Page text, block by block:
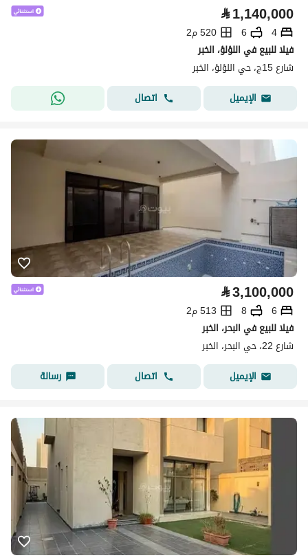
⃁1,140,000
4
6
520 م2
فيلا للبيع في اللؤلؤ، الخبر
شارع 15ج، حي اللؤلؤ، الخبر
الإيميل
اتصال
⃁3,100,000
6
8
513 م2
فيلا للبيع في البحر، الخبر
شارع 22، حي البحر، الخبر
الإيميل
اتصال رسالة